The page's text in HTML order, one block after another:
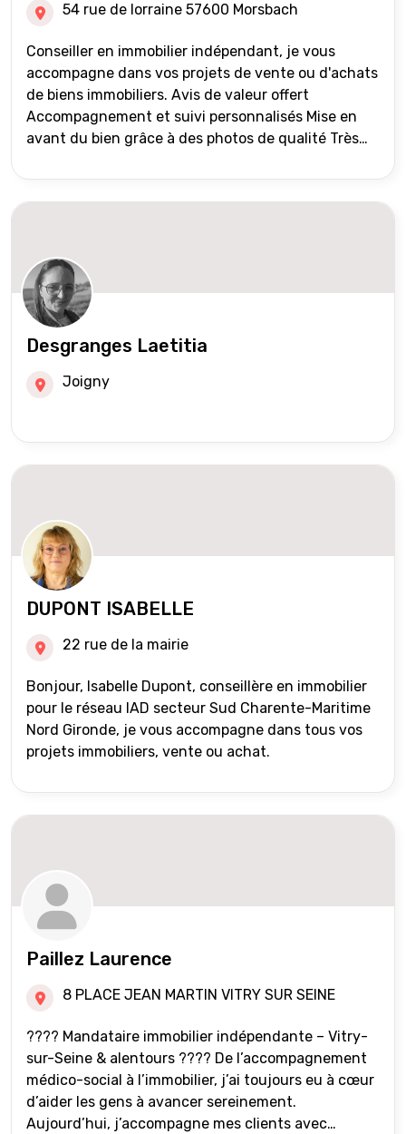
54 rue de lorraine 57600 Morsbach
Conseiller en immobilier indépendant, je vous
accompagne dans vos projets de vente ou d'achats
de biens immobiliers. Avis de valeur offert
Accompagnement et suivi personnalisés Mise en
avant du bien grâce à des photos de qualité Très
international) Validation du financement des
acquéreurs auprès de partenaires financiers
réseau Iad France et Iad Deutschland Inter agence
Desgranges Laetitia
Joigny
DUPONT ISABELLE
22 rue de la mairie
Bonjour, Isabelle Dupont, conseillère en immobilier
pour le réseau IAD secteur Sud Charente-Maritime
Nord Gironde, je vous accompagne dans tous vos
projets immobiliers, vente ou achat.
Paillez Laurence
8 PLACE JEAN MARTIN VITRY SUR SEINE
???? Mandataire immobilier indépendante – Vitry-
sur-Seine & alentours ???? De l’accompagnement
médico-social à l’immobilier, j’ai toujours eu à cœur
d’aider les gens à avancer sereinement.
Aujourd’hui, j’accompagne mes clients avec